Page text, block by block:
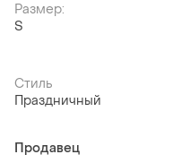
Размер:
S
Стиль
Праздничный
Продавец